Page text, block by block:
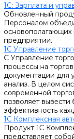
1С: Зарплата и
Обновленный
Персоналом
предприятии.
1С Управление
С Управление
процессы на
документации для
анализ. В целом
современной
позволяет
эффективность
1С Комплексная
Продукт 1С
представляет